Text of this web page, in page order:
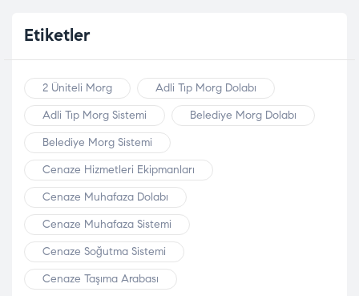
Etiketler
2 Üniteli Morg
Adli Tıp Morg Dolabı
Adli Tıp Morg Sistemi
Belediye Morg Dolabı
Belediye Morg Sistemi
Cenaze Hizmetleri Ekipmanları
Cenaze Muhafaza Dolabı
Cenaze Muhafaza Sistemi
Cenaze Soğutma Sistemi
Cenaze Taşıma Arabası